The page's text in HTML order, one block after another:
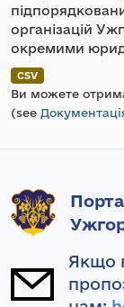
організацій
окремими
CSV
Ви можете
(see
Якщо